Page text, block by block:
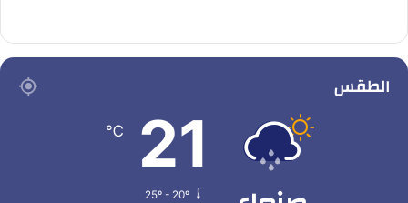
الطقس
21
℃
25º - 20º